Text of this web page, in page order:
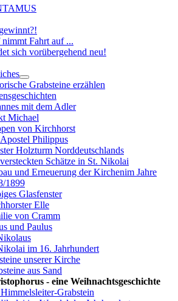
Fahrt auf ...
sich vorübergehend neu!
Grabsteine erzählen
mit dem Adler
Michael
von Kirchhorst
Philippus
Holzturm Norddeutschlands
Schätze in St. Nikolai
und Erneuerung der Kirchenim Jahre
1899
Glasfenster
Elle
von Cramm
und Paulus
im 16. Jahrhundert
unserer Kirche
aus Sand
- eine Weihnachtsgeschichte
Grabstein